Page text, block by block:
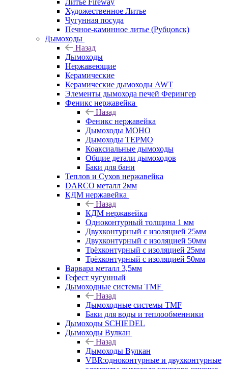
Литье Fireway
Художественное Литье
Чугунная посуда
Печное-каминное литье (Рубцовск)
Дымоходы
Назад
Дымоходы
Нержавеющие
Керамические
Керамические дымоходы AWT
Элементы дымохода печей Ферингер
Феникс нержавейка
Назад
Феникс нержавейка
Дымоходы МОНО
Дымоходы ТЕРМО
Коаксиальные дымоходы
Общие детали дымоходов
Баки для бани
Теплов и Сухов нержавейка
DARCO металл 2мм
КДМ нержавейка
Назад
КДМ нержавейка
Одноконтурный толщина 1 мм
Двухконтурный с изоляцией 25мм
Двухконтурный с изоляцией 50мм
Трёхконтурный с изоляцией 25мм
Трёхконтурный с изоляцией 50мм
Варвара металл 3,5мм
Гефест чугунный
Дымоходные системы TMF
Назад
Дымоходные системы TMF
Баки для воды и теплообменники
Дымоходы SCHIEDEL
Дымоходы Вулкан
Назад
Дымоходы Вулкан
VBR:одноконтурные и двухконтурные